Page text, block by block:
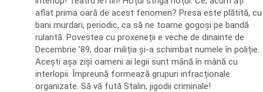
aflat prima oară de acest fenomen? Presa este plătită, cu
bani murdari, periodic, ca să ne toarne gogoși pe bandă
rulantă. Povestea cu proxeneții e veche de dinainte de
Decembrie ’89; doar miliția și-a schimbat numele în poliție.
Acești așa ziși oameni ai legii sunt mână în mână cu
interlopii. Împreună formează grupuri infracționale
organizate. Să vă fută Stalin, jigodii criminale!